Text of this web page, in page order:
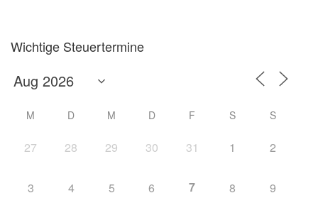
Wichtige Steuertermine
M D M D F S S
27 28 29 30 31 1 2
3 4 5 6 7 8 9